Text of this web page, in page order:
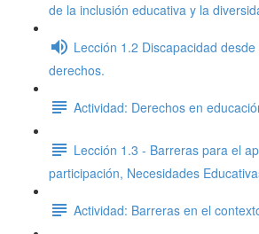
de la inclusión educativa y la
Lección 1.2 Discapacidad
derechos.
Actividad: Derechos en
Lección 1.3 - Barreras para el
participación, Necesidades
Actividad: Barreras en el